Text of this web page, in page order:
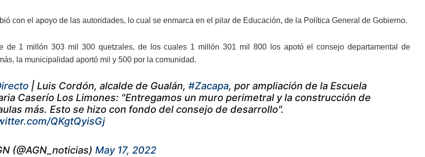
con el apoyo de las autoridades, lo cual se enmarca en el pilar de Educación, de la Política General de Gobierno.
de 1 millón 303 mil 300 quetzales, de los cuales 1 millón 301 mil 800 los apotó el consejo departamental de
la municipalidad aportó mil y 500 por la comunidad.
| Luis Cordón, alcalde de Gualán, #Zacapa, por ampliación de la Escuela
Caserío Los Limones: "Entregamos un muro perimetral y la construcción de
más. Esto se hizo con fondo del consejo de desarrollo".
QKgtQyisGj
(@AGN_noticias) May 17, 2022